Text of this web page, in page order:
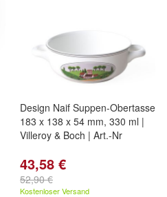
Design Naif Suppen-Obertasse
183 x 138 x 54 mm, 330 ml |
Villeroy & Boch | Art.-Nr
43,58 €
52,90 €
Kostenloser Versand